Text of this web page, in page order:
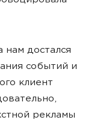
нам достался
событий и
клиент
рекламы